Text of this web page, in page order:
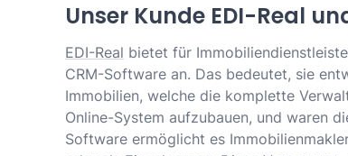
Unser Kunde EDI-Real
EDI-Real bietet für
CRM-Software an. Das bedeutet, sie
Immobilien, welche die komplette
Online-System aufzubauen, und waren
Software ermöglicht es